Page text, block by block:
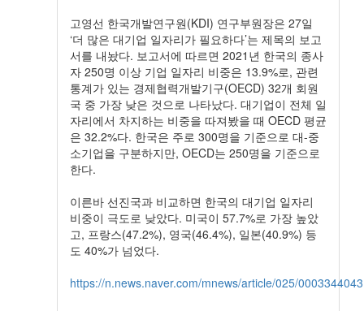
고영선 한국개발연구원(KDI) 연구부원장은 27일
‘더 많은 대기업 일자리가 필요하다’는 제목의 보고
서를 내놨다. 보고서에 따르면 2021년 한국의 종사
자 250명 이상 기업 일자리 비중은 13.9%로, 관련
통계가 있는 경제협력개발기구(OECD) 32개 회원
국 중 가장 낮은 것으로 나타났다. 대기업이 전체 일
자리에서 차지하는 비중을 따져봤을 때 OECD 평균
은 32.2%다. 한국은 주로 300명을 기준으로 대-중
소기업을 구분하지만, OECD는 250명을 기준으로
한다.
이른바 선진국과 비교하면 한국의 대기업 일자리
비중이 극도로 낮았다. 미국이 57.7%로 가장 높았
고, 프랑스(47.2%), 영국(46.4%), 일본(40.9%) 등
도 40%가 넘었다.
https://n.news.naver.com/mnews/article/025/0003344043